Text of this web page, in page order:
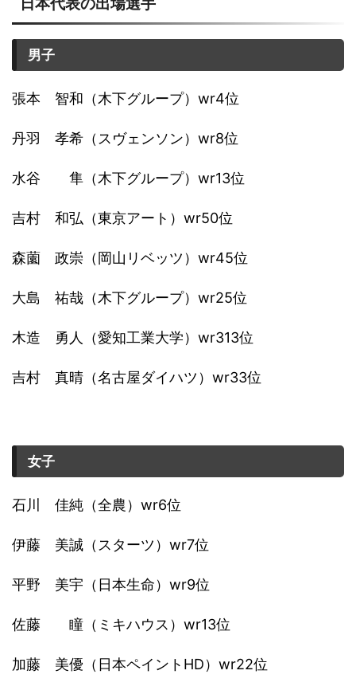
男子
張本 智和（木下グループ）wr4位
丹羽 孝希（スヴェンソン）wr8位
水谷 隼（木下グループ）wr13位
吉村 和弘（東京アート）wr50位
森薗 政崇（岡山リベッツ）wr45位
大島 祐哉（木下グループ）wr25位
木造 勇人（愛知工業大学）wr313位
吉村 真晴（名古屋ダイハツ）wr33位
女子
石川 佳純（全農）wr6位
伊藤 美誠（スターツ）wr7位
平野 美宇（日本生命）wr9位
佐藤 瞳（ミキハウス）wr13位
加藤 美優（日本ペイントHD）wr22位